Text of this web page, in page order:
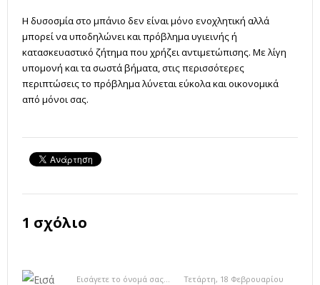
Η δυσοσμία στο μπάνιο δεν είναι μόνο ενοχλητική αλλά
μπορεί να υποδηλώνει και πρόβλημα υγιεινής ή
κατασκευαστικό ζήτημα που χρήζει αντιμετώπισης. Με λίγη
υπομονή και τα σωστά βήματα, στις περισσότερες
περιπτώσεις το πρόβλημα λύνεται εύκολα και οικονομικά
από μόνοι σας.
1 σχόλιο
Εισάγετε το όνομά σας...
Τετάρτη, 18 Φεβρουαρίου